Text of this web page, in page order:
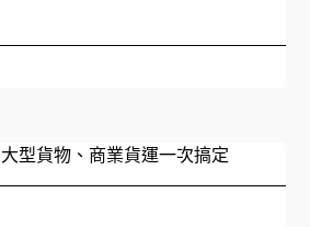
型貨物、商業貨運一次搞定